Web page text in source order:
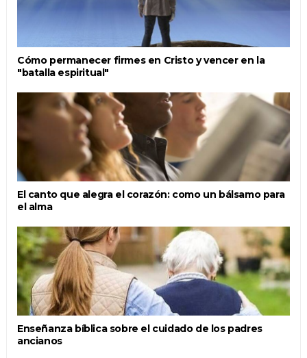
Cómo permanecer firmes en Cristo y vencer en la
"batalla espiritual"
El canto que alegra el corazón: como un bálsamo para
el alma
Enseñanza bíblica sobre el cuidado de los padres
ancianos